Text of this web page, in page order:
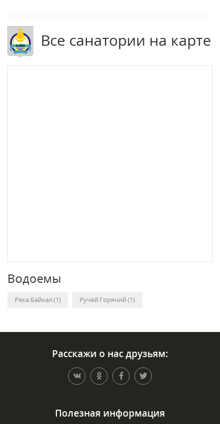
Все санатории на карте
Водоемы
Река Байкал (1) Ручей Горячий (1)
Расскажи о нас друзьям:
Полезная информация